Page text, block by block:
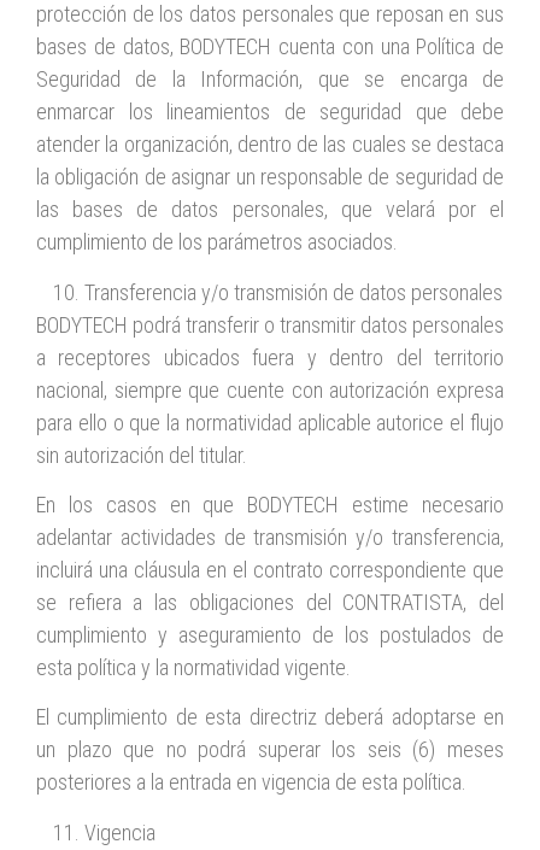
protección de los datos personales que reposan en sus
bases de datos, BODYTECH cuenta con una Política de
Seguridad de la Información, que se encarga de
enmarcar los lineamientos de seguridad que debe
atender la organización, dentro de las cuales se destaca
la obligación de asignar un responsable de seguridad de
las bases de datos personales, que velará por el
cumplimiento de los parámetros asociados.
Transferencia y/o transmisión de datos personales
BODYTECH podrá transferir o transmitir datos personales
a receptores ubicados fuera y dentro del territorio
nacional, siempre que cuente con autorización expresa
para ello o que la normatividad aplicable autorice el flujo
sin autorización del titular.
En los casos en que BODYTECH estime necesario
adelantar actividades de transmisión y/o transferencia,
incluirá una cláusula en el contrato correspondiente que
se refiera a las obligaciones del CONTRATISTA, del
cumplimiento y aseguramiento de los postulados de
esta política y la normatividad vigente.
El cumplimiento de esta directriz deberá adoptarse en
un plazo que no podrá superar los seis (6) meses
posteriores a la entrada en vigencia de esta política.
Vigencia